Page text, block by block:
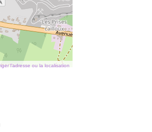
l’adresse ou la localisation